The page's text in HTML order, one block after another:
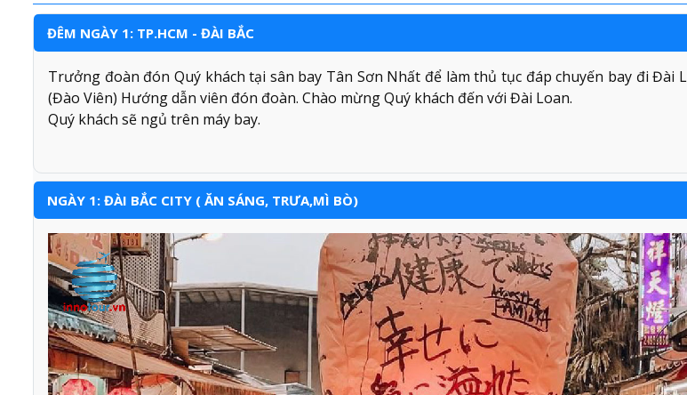
ĐÊM NGÀY 1: TP.HCM - ĐÀI BẮC
Trưởng đoàn đón Quý khách tại sân bay Tân Sơn Nhất để làm thủ tục đáp chuyến bay đi Đài
(Đào Viên) Hướng dẫn viên đón đoàn. Chào mừng Quý khách đến với Đài Loan.
Quý khách sẽ ngủ trên máy bay.
NGÀY 1: ĐÀI BẮC CITY ( ĂN SÁNG, TRƯA,MÌ BÒ)